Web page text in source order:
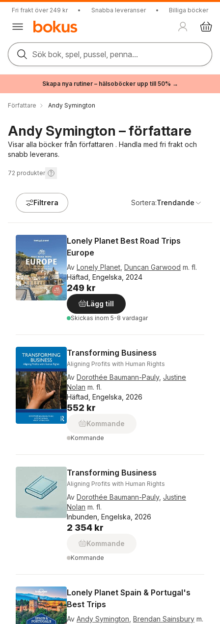
Fri frakt över 249 kr • Snabba leveranser • Billiga böcker
Sök bok, spel, pussel, penna...
Skapa nya rutiner – hälsoböcker upp till 50% →
Författare Andy Symington
Andy Symington – författare
Visar alla böcker från författaren . Handla med fri frakt och
snabb leverans.
72 produkter
Filtrera Sortera:Trendande
Lonely Planet Best Road Trips
Europe
Av Lonely Planet Duncan Garwood m. fl.
Häftad, Engelska, 2024
249 kr
Lägg till
Skickas inom 5-8 vardagar
Transforming Business
Aligning Profits with Human Rights
Av Dorothée Baumann-Pauly, Justine
Nolan m. fl.
Häftad, Engelska, 2026
552 kr
Kommande
Kommande
Transforming Business
Aligning Profits with Human Rights
Av Dorothée Baumann-Pauly, Justine
Nolan m. fl.
Inbunden, Engelska, 2026
2 354 kr
Kommande
Kommande
Lonely Planet Spain & Portugal's
Best Trips
Av Andy Symington Brendan Sainsbury m.